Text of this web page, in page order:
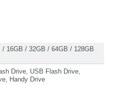
/ 16GB / 32GB / 64GB / 128GB
Drive, USB Flash Drive,
Handy Drive